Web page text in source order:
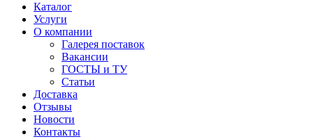
Каталог
Услуги
О компании
Галерея поставок
Вакансии
ГОСТЫ и ТУ
Статьи
Доставка
Отзывы
Новости
Контакты